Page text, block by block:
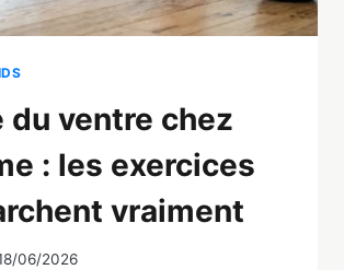
du ventre chez
: les exercices
vraiment
06/2026